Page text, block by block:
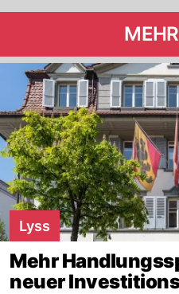
Lyss
Mehr
neuer